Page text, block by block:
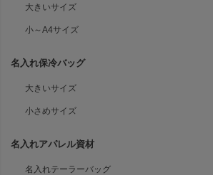
大きいサイズ
小～A4サイズ
名入れ保冷バッグ
大きいサイズ
小さめサイズ
名入れアパレル資材
名入れテーラーバッグ